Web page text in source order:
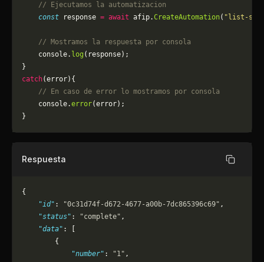
    // Ejecutamos la automatizacion
    const
response = await afip.CreateAutomation( "list-
    // Mostramos la respuesta por consola
    console.
log (response);
}
catch(error){
    // En caso de error lo mostramos por consola
	console.
error(error);
}
Respuesta Copiar
{
    "id"
: "0c31d74f-d672-4677-a00b-7dc865396c69" ,
    "status"
: "complete" ,
    "data"
: [
        {
            "number"
: "1" ,